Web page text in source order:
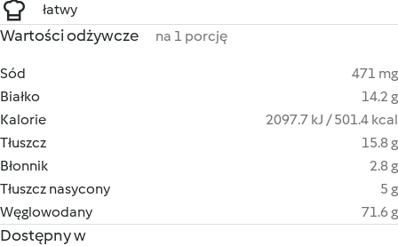
łatwy
Wartości odżywcze na 1 porcję
Sód
471 mg
Białko
14.2 g
Kalorie
2097.7 kJ / 501.4 kcal
Tłuszcz
15.8 g
Błonnik
2.8 g
Tłuszcz nasycony
5 g
Węglowodany
71.6 g
Dostępny w